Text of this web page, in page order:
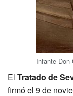
Infante Don
El Tratado de
firmó el 9 de